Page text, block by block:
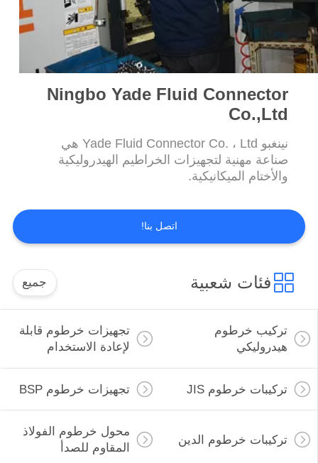
Ningbo Yade Fluid Connector
Co.,Ltd
نينغبو Yade Fluid Connector Co. ، Ltd هي
صناعة مهنية لتجهيزات الخراطيم الهيدروليكية
والأختام الميكانيكية.
اتصل بنا!
فئات شعبية جميع
تركيب خرطوم
هيدروليكي
تجهيزات خرطوم قابلة
لإعادة الاستخدام
تركيبات خرطوم JIS تجهيزات خرطوم BSP
تركيبات خرطوم الدين
محول خرطوم الفولاذ
المقاوم للصدأ